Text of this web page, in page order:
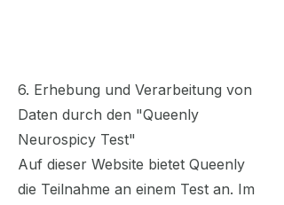
6. Erhebung und Verarbeitung von
Daten durch den "Queenly
Neurospicy Test"
Auf dieser Website bietet Queenly
die Teilnahme an einem Test an. Im